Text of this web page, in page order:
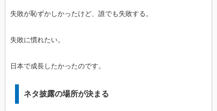
失敗が恥ずかしかったけど、誰でも失敗する。
失敗に慣れたい。
日本で成長したかったのです。
ネタ披露の場所が決まる